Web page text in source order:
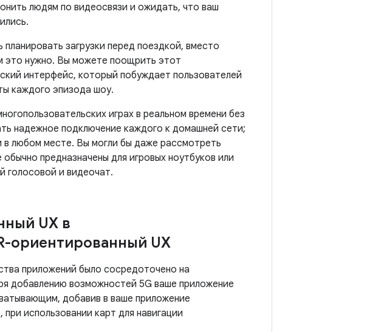
людям по видеосвязи и ожидать, что ваш
загрузки перед поездкой, вместо
это нужно. Вы можете поощрить этот
интерфейс, который побуждает пользователей
каждого эпизода шоу.
играх в реальном времени без
надежное подключение каждого к домашней сети;
в любом месте. Вы могли бы даже рассмотреть
предназначены для игровых ноутбуков или
голосовой и видеочат.
UX в
ориентированный UX
приложений было сосредоточено на
добавлению возможностей 5G ваше приложение
добавив в ваше приложение
при использовании карт для навигации